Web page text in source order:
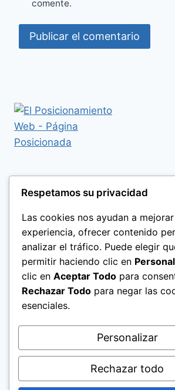
comente.
Respetamos su privacidad
Las cookies nos ayudan a
experiencia, ofrecer contenido
analizar el tráfico. Puede elegir
permitir haciendo clic en
clic en Aceptar Todo para
Rechazar Todo para negar las
esenciales.
Personalizar
Rechazar todo